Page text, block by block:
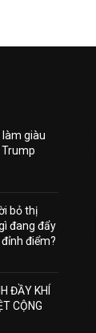
giàu
bỏ thị
đang đẩy
điểm?
ĐẦY KHÍ
CỘNG